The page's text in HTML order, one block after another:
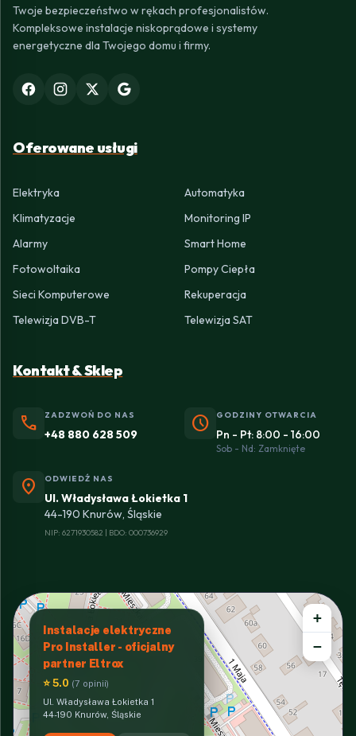
Twoje bezpieczeństwo w rękach profesjonalistów.
Kompleksowe instalacje niskoprądowe i systemy
energetyczne dla Twojego domu i firmy.
Oferowane usługi
Elektryka
Automatyka
Klimatyzacje
Monitoring IP
Alarmy
Smart Home
Fotowoltaika
Pompy Ciepła
Sieci Komputerowe
Rekuperacja
Telewizja DVB-T
Telewizja SAT
Kontakt & Sklep
phone ZADZWOŃ DO NAS
+48 880 628 509 schedule GODZINY OTWARCIA
Pn - Pt: 8:00 - 16:00
Sob - Nd: Zamknięte
location_on ODWIEDŹ NAS
Ul. Władysława Łokietka 1
44-190 Knurów, Śląskie
NIP: 6271930582 | BDO: 000736929
Instalacje elektryczne
Pro Installer - oficjalny
partner Eltrox
⭐ 5.0 (7 opinii)
Ul. Władysława Łokietka 1
44-190 Knurów, Śląskie
+
−